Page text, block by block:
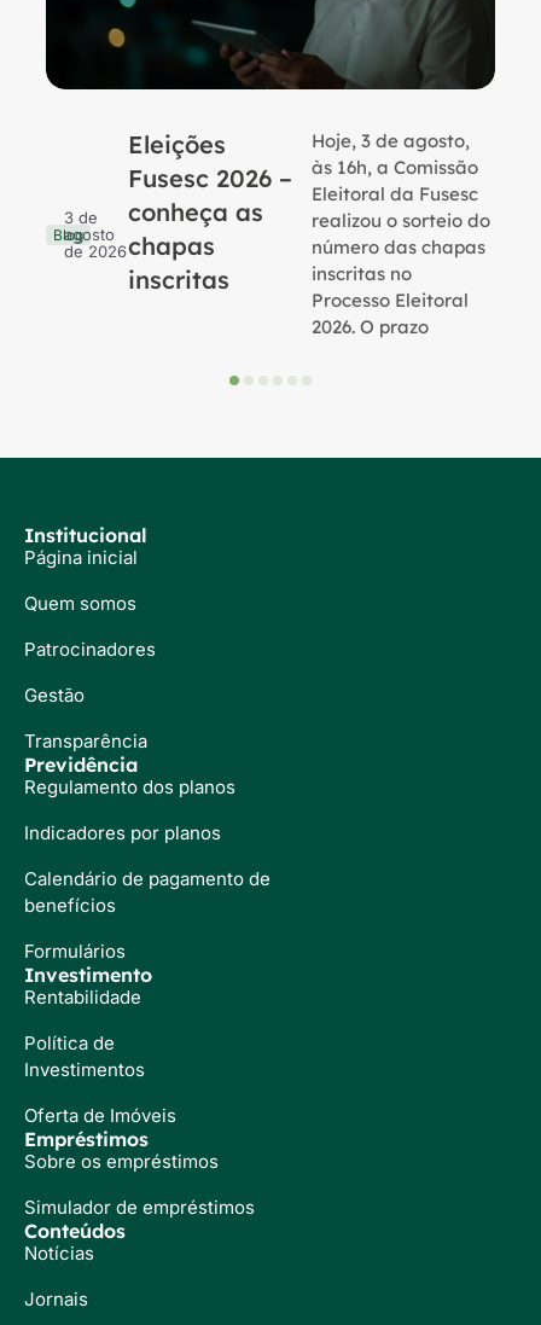
Blog
3 de
agosto
de 2026
Eleições
Fusesc 2026 –
conheça as
chapas
inscritas
Hoje, 3 de agosto,
às 16h, a Comissão
Eleitoral da Fusesc
realizou o sorteio do
número das chapas
inscritas no
Processo Eleitoral
2026. O prazo
Institucional
Página inicial
Quem somos
Patrocinadores
Gestão
Transparência
Previdência
Regulamento dos planos
Indicadores por planos
Calendário de pagamento de
benefícios
Formulários
Investimento
Rentabilidade
Política de
Investimentos
Oferta de Imóveis
Empréstimos
Sobre os empréstimos
Simulador de empréstimos
Conteúdos
Notícias
Jornais